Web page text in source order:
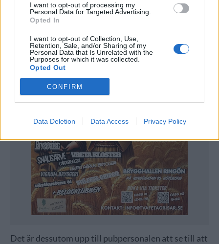
I want to opt-out of processing my
Personal Data for Targeted Advertising.
Opted In
I want to opt-out of Collection, Use,
Retention, Sale, and/or Sharing of my
Personal Data that Is Unrelated with the
Purposes for which it was collected.
Opted Out
CONFIRM
Data Deletion Data Access Privacy Policy
nationalsången får det inte sjungas för högt, helst
ska alla sitta ner, och den som reser sig ska ha en
Det är dessutom upp till pubpersonalen att se till att